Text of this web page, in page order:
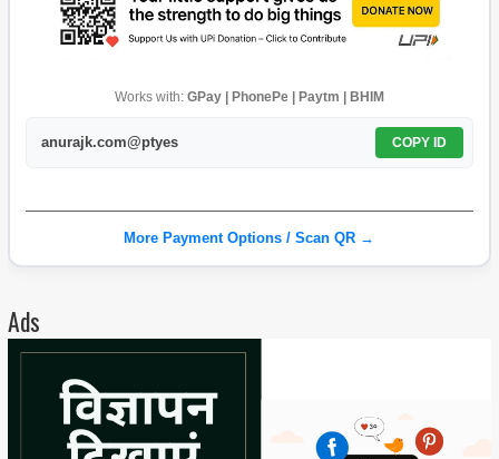
Works with: GPay | PhonePe | Paytm | BHIM
anurajk.com@ptyes COPY ID
More Payment Options / Scan QR →
Ads